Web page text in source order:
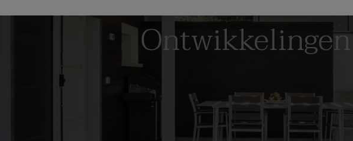
Ontwikkelingen